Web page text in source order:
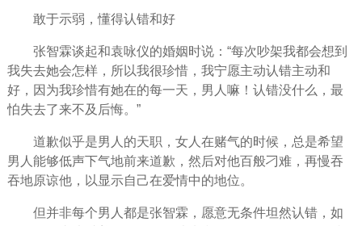
敢于示弱，懂得认错和好
张智霖谈起和袁咏仪的婚姻时说：“每次吵架我都会想到
我失去她会怎样，所以我很珍惜，我宁愿主动认错主动和
好，因为我珍惜有她在的每一天，男人嘛！认错没什么，最
怕失去了来不及 后悔。”
道歉似乎是男人的天职， 女人 在赌气的时候，总是希望
男人能够低声下气地前来道歉，然后对他百般刁难，再慢吞
吞地原谅他，以显示自己在爱情中的地位。
但并非每个男人都是张智霖，愿意无条件坦然认错，如